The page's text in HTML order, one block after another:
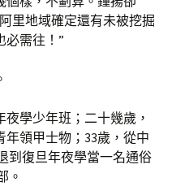
里地域確定還有未被挖掘
必需往！”
學少年班；二十幾歲，
領甲士物；33歲，從中
到復旦年夜學當一名通俗
。